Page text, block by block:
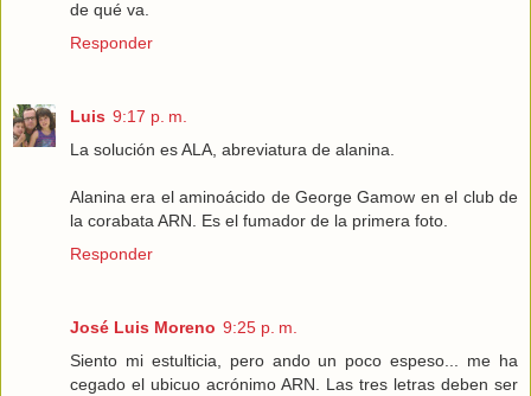
de qué va.
Responder
Luis 9:17 p. m.
La solución es ALA, abreviatura de alanina.
Alanina era el aminoácido de George Gamow en el club de
la corabata ARN. Es el fumador de la primera foto.
Responder
José Luis Moreno 9:25 p. m.
Siento mi estulticia, pero ando un poco espeso... me ha
cegado el ubicuo acrónimo ARN. Las tres letras deben ser